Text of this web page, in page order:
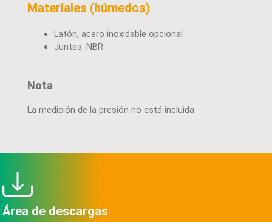
Materiales (húmedos)
Latón, acero inoxidable opcional
Juntas: NBR
Nota
La medición de la presión no está incluida.
Área de descargas